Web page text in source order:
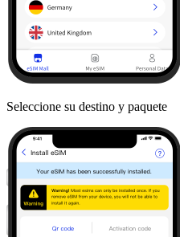
Seleccione su destino y paquete